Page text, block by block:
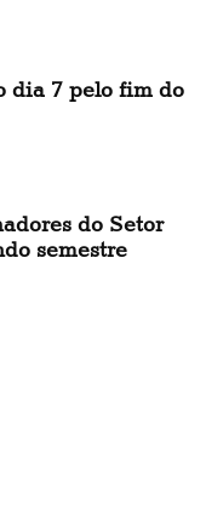
dia 7 pelo fim do
do Setor
semestre